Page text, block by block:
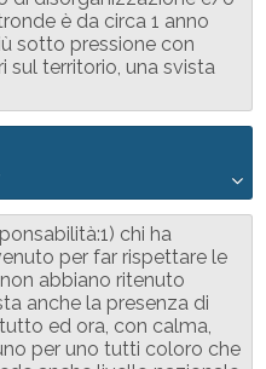
è da circa 1 anno
sotto pressione con
sul territorio, una svista
chi ha
per far rispettare le
abbiano ritenuto
anche la presenza di
ed ora, con calma,
per uno tutti coloro che